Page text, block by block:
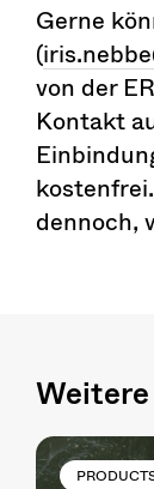
Gerne
(
von der
Kontakt
kostenfrei.
dennoch,